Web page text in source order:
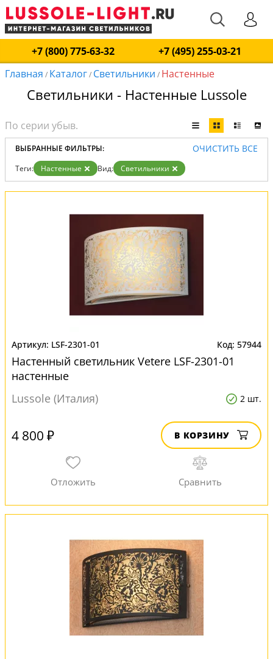
+7 (800) 775-63-32
+7 (495) 255-03-21
Главная / Каталог/ Светильники / Настенные
Светильники - Настенные Lussole
ВЫБРАННЫЕ ФИЛЬТРЫ: ОЧИСТИТЬ ВСЕ
Теги: Настенные Вид: Светильники
LSF-2301-01 57944
Настенный светильник Vetere LSF-2301-01
настенные
Lussole (Италия)
2 шт.
4 800 ₽ В КОРЗИНУ